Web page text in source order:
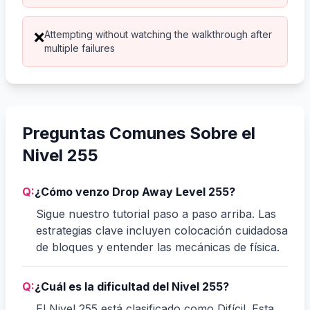
❌Attempting without watching the walkthrough after
multiple failures
Preguntas Comunes Sobre el
Nivel 255
Q:¿Cómo venzo Drop Away Level 255?
Sigue nuestro tutorial paso a paso arriba. Las
estrategias clave incluyen colocación cuidadosa
de bloques y entender las mecánicas de física.
Q:¿Cuál es la dificultad del Nivel 255?